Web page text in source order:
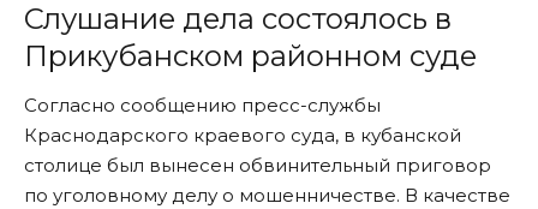
Слушание дела состоялось в
Прикубанском районном суде
Согласно сообщению пресс-службы
Краснодарского краевого суда, в кубанской
столице был вынесен обвинительный приговор
по уголовному делу о мошенничестве. В качестве